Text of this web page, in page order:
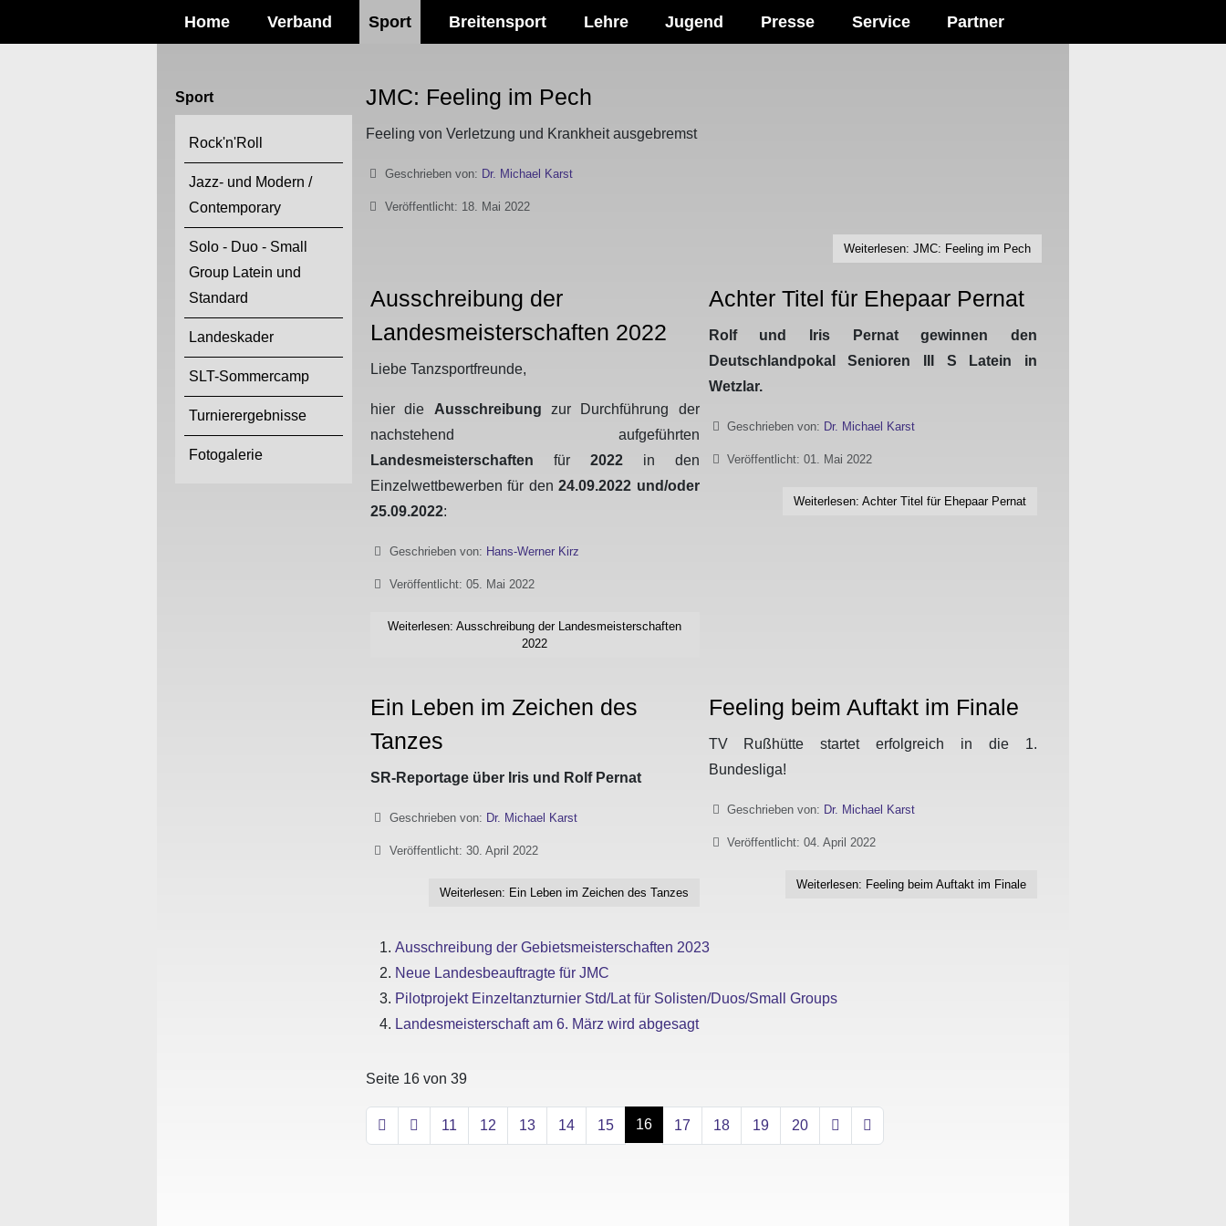
Home Verband Sport Breitensport Lehre Jugend Presse Service Partner
Sport
Rock'n'Roll
Jazz- und Modern /
Contemporary
Solo - Duo - Small
Group Latein und
Standard
Landeskader
SLT-Sommercamp
Turnierergebnisse
Fotogalerie
JMC: Feeling im Pech
Feeling von Verletzung und Krankheit ausgebremst
DetailsGeschrieben von: Dr. Michael Karst
Veröffentlicht: 18. Mai 2022
Weiterlesen: JMC: Feeling im Pech
Ausschreibung der
Landesmeisterschaften 2022
Liebe Tanzsportfreunde,
hier die Ausschreibung zur Durchführung der
nachstehend aufgeführten
Landesmeisterschaften für 2022in den
Einzelwettbewerben für den24.09.2022 und/oder
25.09.2022:
DetailsGeschrieben von: Hans-Werner Kirz
Veröffentlicht: 05. Mai 2022
Weiterlesen: Ausschreibung der Landesmeisterschaften
2022
Achter Titel für Ehepaar Pernat
Rolf und Iris Pernat gewinnen den
Deutschlandpokal Senioren III S Latein in
Wetzlar.
Details
Geschrieben von: Dr. Michael Karst
Veröffentlicht: 01. Mai 2022
Weiterlesen: Achter Titel für Ehepaar Pernat
Ein Leben im Zeichen des
Tanzes
SR-Reportage über Iris und Rolf Pernat
DetailsGeschrieben von: Dr. Michael Karst
Veröffentlicht: 30. April 2022
Weiterlesen: Ein Leben im Zeichen des Tanzes
Feeling beim Auftakt im Finale
TV Rußhütte startet erfolgreich in die 1.
Bundesliga!
Details
Geschrieben von: Dr. Michael Karst
Veröffentlicht: 04. April 2022
Weiterlesen: Feeling beim Auftakt im Finale
Ausschreibung der Gebietsmeisterschaften 2023
Neue Landesbeauftragte für JMC
Pilotprojekt Einzeltanzturnier Std/Lat für Solisten/Duos/Small Groups
Landesmeisterschaft am 6. März wird abgesagt
Seite 16 von 39
11 12 13 14 15 16 17 18 19 20